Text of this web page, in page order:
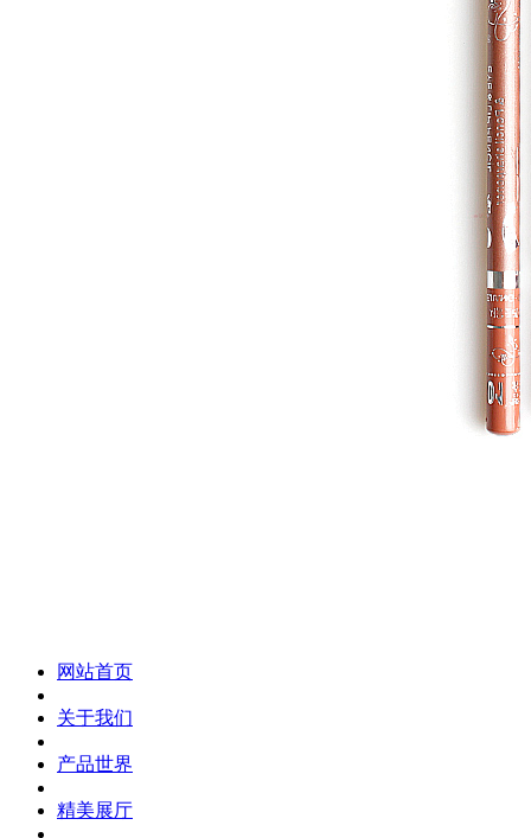
网站首页
关于我们
产品世界
精美展厅